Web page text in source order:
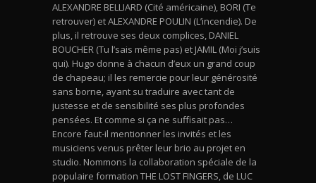
ALEXANDRE BELLIARD (Cité américaine), BORI (Te
retrouver) et ALEXANDRE POULIN (L’incendie). De
plus, il retrouve ses deux complices, DANIEL
BOUCHER (Tu l’sais même pas) et JAMIL (Moi j’suis
qui). Hugo donne à chacun d’eux un grand coup
de chapeau; il les remercie pour leur générosité
sans borne, ayant su traduire avec tant de
justesse et de sensibilité ses plus profondes
pensées. Et comme si ça ne suffisait pas…
Encore faut-il mentionner les invités et les
musiciens venus prêter leur brio au projet en
studio. Nommons la collaboration spéciale de la
populaire formation THE LOST FINGERS, de LUC